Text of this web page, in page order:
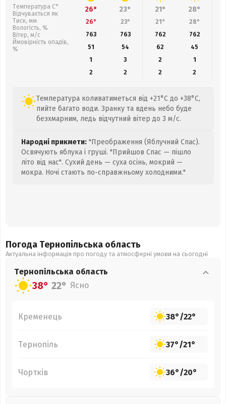
Температура С°
Відчувається як
Тиск, мм
Вологість, %
Вітер, м/с
Ймовірність опадів,
%
26° 23° 21° 28°
26° 23° 21° 28°
763
763 762 762
51
54 62
45
1
3 2
1
2
2 2 2
Температура коливатиметься від +21°C до +38°C,
пийте багато води. Зранку та вдень небо буде
безхмарним, ледь відчутний вітер до 3 м/с.
Народні прикмети: "Преображення (Яблучний Спас).
Освячують яблука і груші. "Прийшов Спас — пішло
літо від нас". Сухий день — суха осінь, мокрий —
мокра. Ночі стають по-справжньому холодними."
Погода Тернопільська область
Актуальна інформація про погоду та атмосферні умови на сьогодні
Тернопільська область
38° 22° Ясно
Кременець 38°/22°
Тернопіль 37°/21°
Чортків 36°/20°